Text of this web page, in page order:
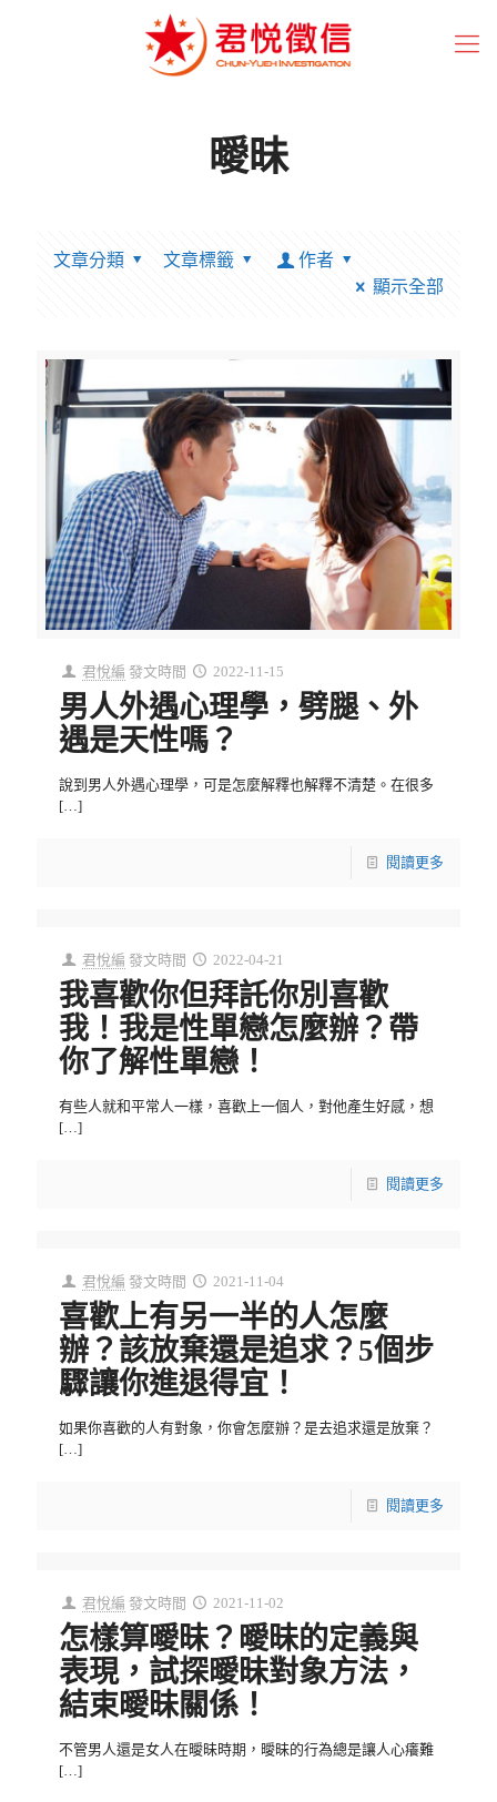
曖昧
文章分類 文章標籤
作者
顯示全部
君悅編 發文時間 2022-11-15
男人外遇心理學，劈腿、外
遇是天性嗎？
說到男人外遇心理學，可是怎麼解釋也解釋不清楚。在很多
[…]
閱讀更多
君悅編 發文時間 2022-04-21
我喜歡你但拜託你別喜歡
我！我是性單戀怎麼辦？帶
你了解性單戀！
有些人就和平常人一樣，喜歡上一個人，對他產生好感，想
[…]
閱讀更多
君悅編 發文時間 2021-11-04
喜歡上有另一半的人怎麼
辦？該放棄還是追求？5個步
驟讓你進退得宜！
如果你喜歡的人有對象，你會怎麼辦？是去追求還是放棄？
[…]
閱讀更多
君悅編 發文時間 2021-11-02
怎樣算曖昧？曖昧的定義與
表現，試探曖昧對象方法，
結束曖昧關係！
不管男人還是女人在曖昧時期，曖昧的行為總是讓人心癢難
[…]